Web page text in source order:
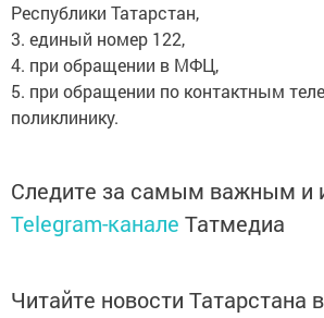
Республики Татарстан,
3. единый номер 122,
4. при обращении в МФЦ,
5. при обращении по контактным
поликлинику.
Следите за самым важным и
Telegram-канале Татмедиа
Читайте новости Татарстана в